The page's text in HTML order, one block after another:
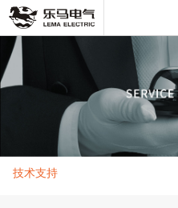
技术支持